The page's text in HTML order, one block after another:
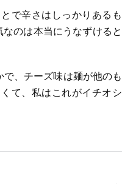
で辛さはしっかりある
のは本当にうなずける
、チーズ味は麺が他の
て、私はこれがイチオ